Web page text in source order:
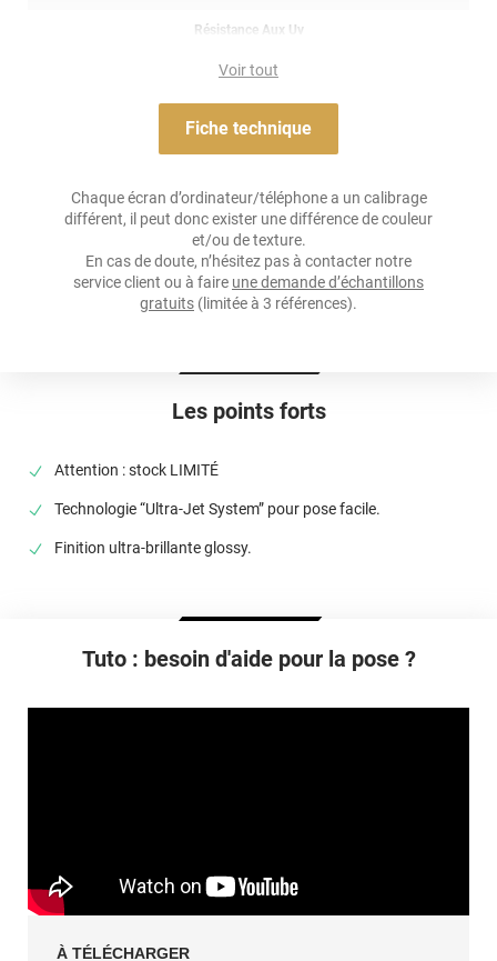
Les points forts
Attention : stock LIMITÉ
Technologie “Ultra-Jet System” pour pose facile.
Finition ultra-brillante glossy.
Résistance Aux Uv
Airflow
Épaisseur
90 µ
Température D'application
Voir tout
Fiche technique
Chaque écran d’ordinateur/téléphone a un calibrage
différent, il peut donc exister une différence de couleur
et/ou de texture.
En cas de doute, n’hésitez pas à contacter notre
service client ou à faire une demande d’échantillons
gratuits (limitée à 3 références).
Tuto : besoin d'aide pour la pose ?
À TÉLÉCHARGER